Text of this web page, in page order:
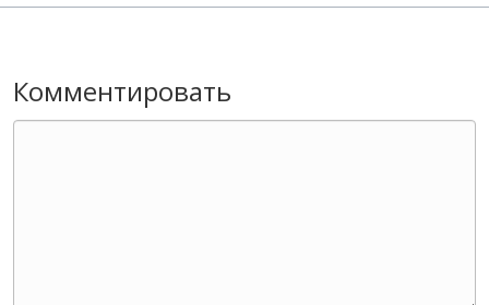
Комментировать